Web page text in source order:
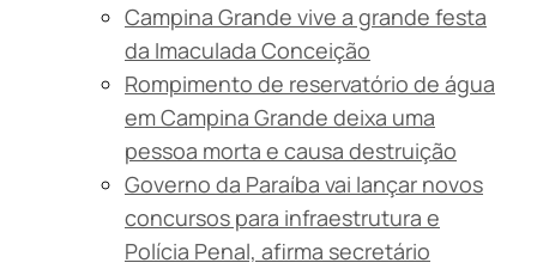
Campina Grande vive a grande festa
da Imaculada Conceição
Rompimento de reservatório de água
em Campina Grande deixa uma
pessoa morta e causa destruição
Governo da Paraíba vai lançar novos
concursos para infraestrutura e
Polícia Penal, afirma secretário